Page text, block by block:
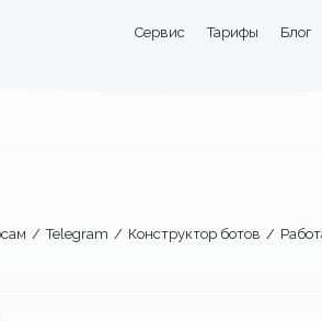
Сервис Тарифы Блог
/ Telegram / Конструктор ботов /